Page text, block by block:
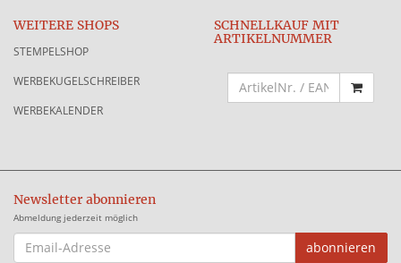
WEITERE SHOPS
STEMPELSHOP
WERBEKUGELSCHREIBER
WERBEKALENDER
SCHNELLKAUF MIT
ARTIKELNUMMER
Newsletter abonnieren
Abmeldung jederzeit möglich
EMAIL-
ADRESSE
abonnieren